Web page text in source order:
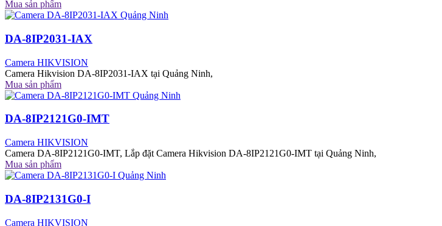
Mua sản phẩm
DA-8IP2031-IAX
Camera HIKVISION
Camera Hikvision DA-8IP2031-IAX tại Quảng Ninh,
Mua sản phẩm
DA-8IP2121G0-IMT
Camera HIKVISION
Camera DA-8IP2121G0-IMT, Lắp đặt Camera Hikvision DA-8IP2121G0-IMT tại Quảng Ninh,
Mua sản phẩm
DA-8IP2131G0-I
Camera HIKVISION